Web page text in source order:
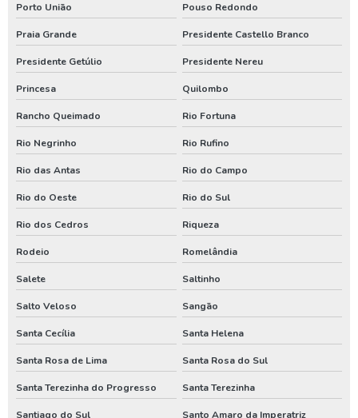
Assistencia de bomba de poço em santa catarina
Assistencia de bomba de poço no parana
Conserto de poço artesiano em santa catarina
Conserto de poço artesiano no parana
Manutenção de bomba submersa no paraná
Perfurador de poço em santa catarina
Perfurador de poço no parana
Perfurador de poço no rio grande do sul
Perfuração de poço em santa catarina
Perfuração de poço no parana
Valor de poço artesiano em santa catarina
Porto União Pouso Redondo
Praia Grande Presidente Castello Branco
Presidente Getúlio Presidente Nereu
Princesa Quilombo
Rancho Queimado Rio Fortuna
Rio Negrinho Rio Rufino
Rio das Antas Rio do Campo
Rio do Oeste Rio do Sul
Rio dos Cedros Riqueza
Rodeio Romelândia
Salete Saltinho
Salto Veloso Sangão
Santa Cecília Santa Helena
Santa Rosa de Lima Santa Rosa do Sul
Santa Terezinha do Progresso Santa Terezinha
Santiago do Sul Santo Amaro da Imperatriz